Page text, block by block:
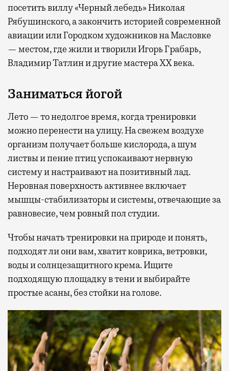
посетить виллу «Черный лебедь» Николая
Рябушинского, а закончить историей современной
авиации или Городком художников на Масловке
— местом, где жили и творили Игорь Грабарь,
Владимир Татлин и другие мастера XX века.
Заниматься йогой
Лето — то недолгое время, когда тренировки
можно перенести на улицу. На свежем воздухе
организм получает больше кислорода, а шум
листвы и пение птиц успокаивают нервную
систему и настраивают на позитивный лад.
Неровная поверхность активнее включает
мышцы-стабилизаторы и системы, отвечающие за
равновесие, чем ровный пол студии.
Чтобы начать тренировки на природе и понять,
подходят ли они вам, хватит коврика, ветровки,
воды и солнцезащитного крема. Ищите
подходящую площадку в тени и выбирайте
простые асаны, без стойки на голове.